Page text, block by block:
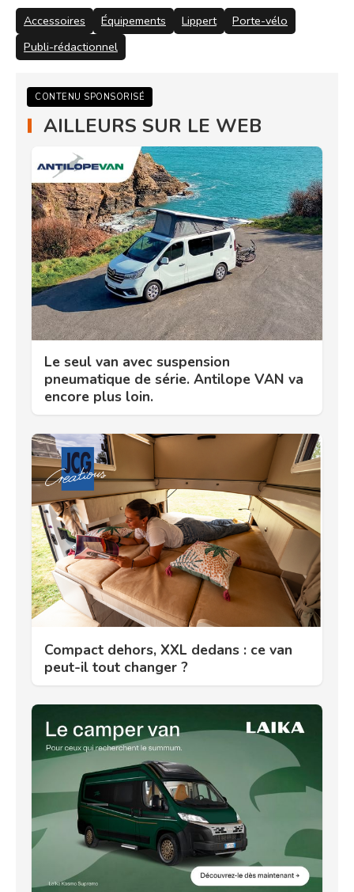
Accessoires Équipements Lippert
Porte-vélo
Publi-rédactionnel
CONTENU SPONSORISÉ
AILLEURS SUR LE WEB
Le seul van avec suspension
pneumatique de série. Antilope VAN va
encore plus loin.
Compact dehors, XXL dedans : ce van
peut-il tout changer ?